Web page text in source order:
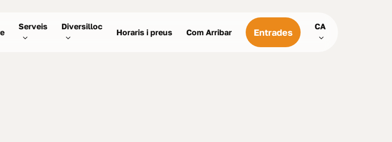
Serveis Diversilloc
Horaris i preus Com Arribar Entrades
CA